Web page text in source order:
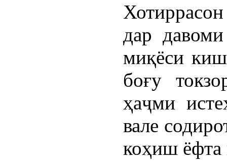
дар
миқёси
боғу
ҳаҷми
вале
коҳиш ёфта